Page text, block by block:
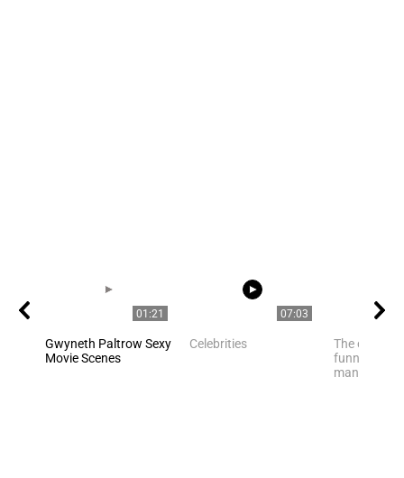
01:21
Gwyneth Paltrow Sexy
Movie Scenes
07:03
Celebrities
The owner
funny cat
many of us